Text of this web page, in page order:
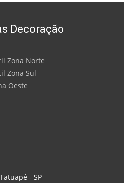
Decoração
Zona Norte
Zona Sul
Oeste
- SP